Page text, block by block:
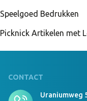
Speelgoed Bedrukken
Picknick Artikelen met
CONTACT
Uraniumweg